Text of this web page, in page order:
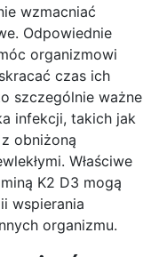
wzmacniać
Odpowiednie
organizmowi
czas ich
szczególnie ważne
infekcji, takich jak
obniżoną
Właściwe
K2 D3 mogą
wspierania
organizmu.